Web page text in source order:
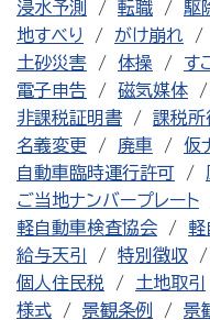
浸水予測
転職 駆
地すべり
がけ崩れ
土砂災害
体操 す
電子申告
磁気媒体
非課税証明書
課税所
名義変更
廃車
仮
自動車臨時運行許可
ご当地ナンバープレート
軽自動車検査協会
軽
給与天引
特別徴収
個人住民税
土地取引
様式
景観条例 景